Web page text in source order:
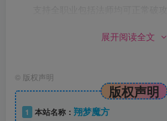
官方160以上版本
支持多开程序，可自己开队伍体
展开阅读全文
© 版权声明
版权声明
1 本站名称： 翔梦魔方